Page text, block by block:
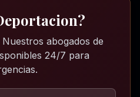
abogados de
24/7 para